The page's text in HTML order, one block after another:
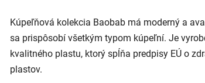
je
0,0
z
5
Kúpeľňová kolekcia Baobab má moderný a
sa prispôsobí všetkým typom kúpeľní. Je
kvalitného plastu, ktorý spĺňa predpisy EÚ o
plastov.